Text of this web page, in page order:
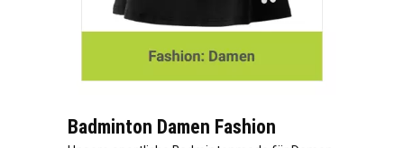
Badminton Damen Fashion